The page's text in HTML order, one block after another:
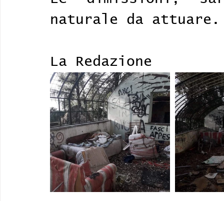
naturale da
La Redazione